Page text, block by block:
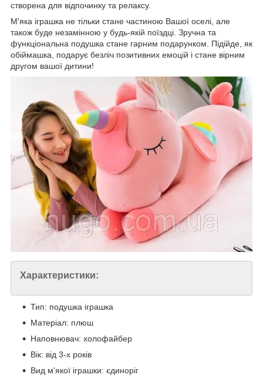
створена для відпочинку та релаксу.
М'яка іграшка не тільки стане частиною Вашої оселі, але
також буде незамінною у будь-якій поїздці. Зручна та
функціональна подушка стане гарним подарунком. Підійде, як
обіймашка, подарує безліч позитивних емоцій і стане вірним
другом вашої дитини!
Характеристики:
Тип: подушка іграшка
Матеріал: плюш
Наповнювач: холофайбер
Вік: від 3-х років
Вид м'якої іграшки: єдиноріг